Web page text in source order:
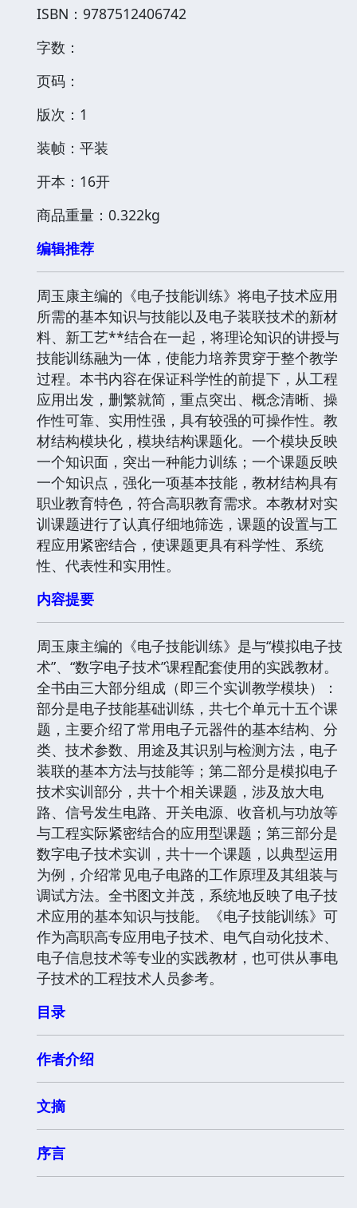
ISBN：9787512406742
字数：
页码：
版次：1
装帧：平装
开本：16开
商品重量：0.322kg
编辑推荐
周玉康主编的《电子技能训练》将电子技术应用
所需的基本知识与技能以及电子装联技术的新材
料、新工艺**结合在一起，将理论知识的讲授与
技能训练融为一体，使能力培养贯穿于整个教学
过程。本书内容在保证科学性的前提下，从工程
应用出发，删繁就简，重点突出、概念清晰、操
作性可靠、实用性强，具有较强的可操作性。教
材结构模块化，模块结构课题化。一个模块反映
一个知识面，突出一种能力训练；一个课题反映
一个知识点，强化一项基本技能，教材结构具有
职业教育特色，符合高职教育需求。本教材对实
训课题进行了认真仔细地筛选，课题的设置与工
程应用紧密结合，使课题更具有科学性、系统
性、代表性和实用性。
内容提要
周玉康主编的《电子技能训练》是与“模拟电子技
术”、“数字电子技术”课程配套使用的实践教材。
全书由三大部分组成（即三个实训教学模块）：
部分是电子技能基础训练，共七个单元十五个课
题，主要介绍了常用电子元器件的基本结构、分
类、技术参数、用途及其识别与检测方法，电子
装联的基本方法与技能等；第二部分是模拟电子
技术实训部分，共十个相关课题，涉及放大电
路、信号发生电路、开关电源、收音机与功放等
与工程实际紧密结合的应用型课题；第三部分是
数字电子技术实训，共十一个课题，以典型运用
为例，介绍常见电子电路的工作原理及其组装与
调试方法。全书图文并茂，系统地反映了电子技
术应用的基本知识与技能。《电子技能训练》可
作为高职高专应用电子技术、电气自动化技术、
电子信息技术等专业的实践教材，也可供从事电
子技术的工程技术人员参考。
目录
作者介绍
文摘
序言